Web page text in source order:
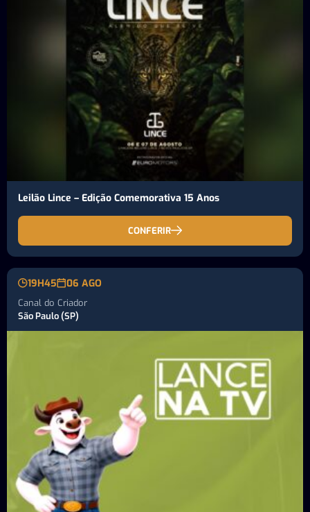
Leilão Lince – Edição Comemorativa 15 Anos
CONFERIR
19H45 06 AGO
Canal do Criador
São Paulo (SP)